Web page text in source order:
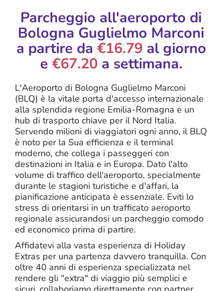
Parcheggio all'aeroporto di
Bologna Guglielmo Marconi
a partire da €16.79 al giorno
e €67.20a settimana.
L'Aeroporto di Bologna Guglielmo Marconi
(BLQ) è la vitale porta d'accesso internazionale
alla splendida regione Emilia-Romagna e un
hub di trasporto chiave per il Nord Italia.
Servendo milioni di viaggiatori ogni anno, il BLQ
è noto per la Sua efficienza e il terminal
moderno, che collega i passeggeri con
destinazioni in Italia e in Europa. Dato l'alto
volume di traffico dell'aeroporto, specialmente
durante le stagioni turistiche e d'affari, la
pianificazione anticipata è essenziale. Eviti lo
stress di orientarsi in un trafficato aeroporto
regionale assicurandosi un parcheggio comodo
ed economico prima di partire.
Affidatevi alla vasta esperienza di Holiday
Extras per una partenza davvero tranquilla. Con
oltre 40 anni di esperienza specializzata nel
rendere gli "extra" di viaggio più semplici e